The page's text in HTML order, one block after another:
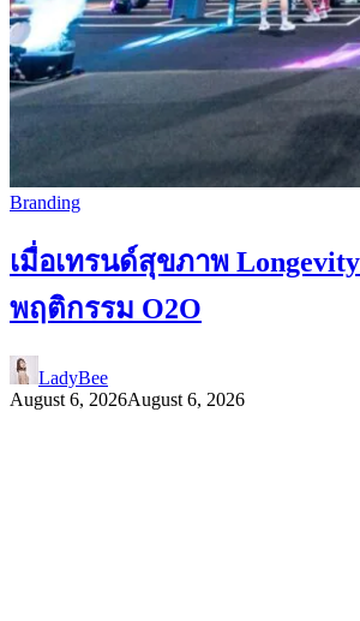
Branding
เมื่อเทรนด์สุขภาพ
พฤติกรรม O2O
LadyBee
August 6, 2026August 6, 2026